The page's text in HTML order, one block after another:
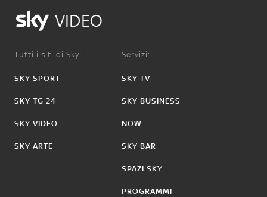
VIDEO
Tutti i siti di Sky:
SKY SPORT
SKY TG 24
SKY VIDEO
SKY ARTE
Servizi:
SKY TV
SKY BUSINESS
NOW
SKY BAR
SPAZI SKY
PROGRAMMI